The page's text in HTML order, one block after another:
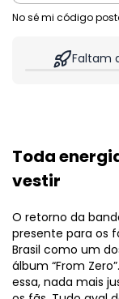
No sé mi código
Faltam
Toda
vestir
O retorno da
presente para os
Brasil como um
álbum “From
essa, nada mais